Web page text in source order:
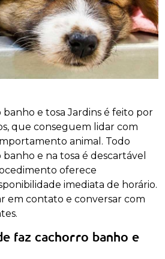
e tosa Jardins é feito por
que conseguem lidar com
animal. Todo
e na tosa é descartável
oferece
imediata de horário.
em contato e conversar com
faz cachorro banho e